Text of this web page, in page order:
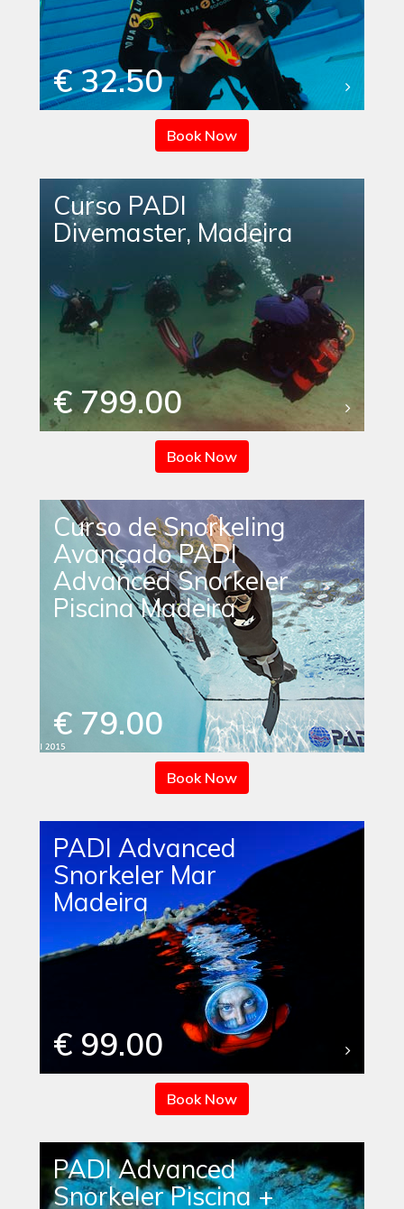
€ 32.50
Book Now
Curso PADI
Divemaster, Madeira
€ 799.00
Book Now
Curso de Snorkeling
Avançado PADI
Advanced Snorkeler
Piscina Madeira
€ 79.00
Book Now
PADI Advanced
Snorkeler Mar
Madeira
€ 99.00
Book Now
PADI Advanced
Snorkeler Piscina +